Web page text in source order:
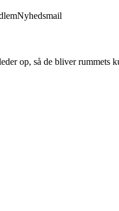
Nyhedsmail
op, så de bliver rummets